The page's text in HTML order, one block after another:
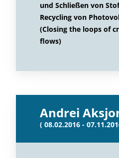
und Schließen von
Recycling von
(Closing the loops of
flows)
Andrei
( 08.02.2016 -